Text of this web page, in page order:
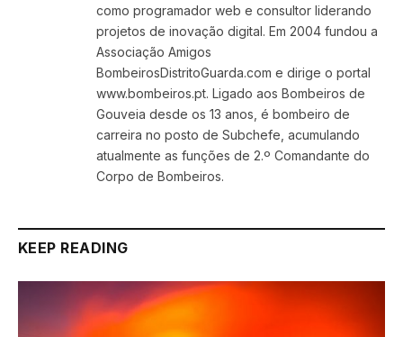
como programador web e consultor liderando
projetos de inovação digital. Em 2004 fundou a
Associação Amigos
BombeirosDistritoGuarda.com e dirige o portal
www.bombeiros.pt. Ligado aos Bombeiros de
Gouveia desde os 13 anos, é bombeiro de
carreira no posto de Subchefe, acumulando
atualmente as funções de 2.º Comandante do
Corpo de Bombeiros.
KEEP READING